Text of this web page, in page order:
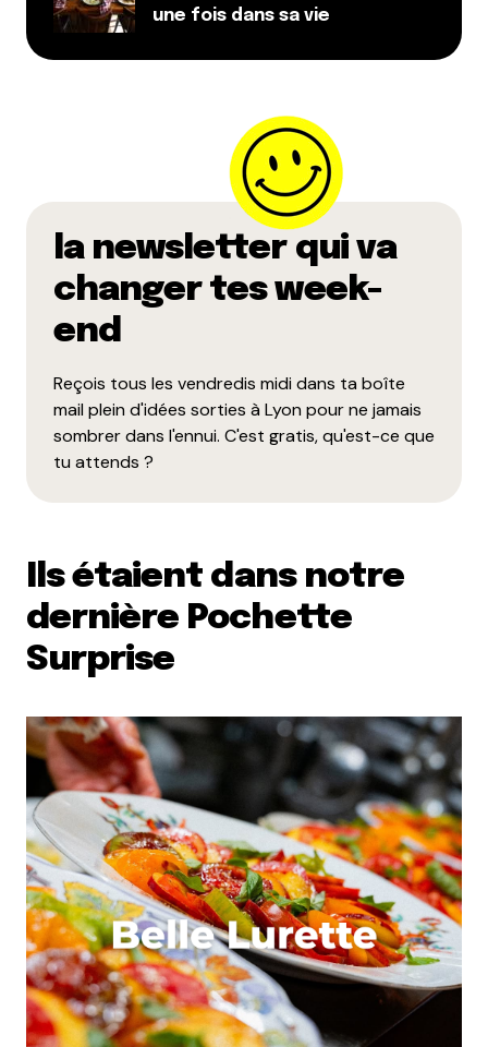
une fois dans sa vie
la newsletter qui va
changer tes week-
end
Reçois tous les vendredis midi dans ta boîte
mail plein d'idées sorties à Lyon pour ne jamais
sombrer dans l'ennui. C'est gratis, qu'est-ce que
tu attends ?
Ils étaient dans notre
dernière Pochette
Surprise